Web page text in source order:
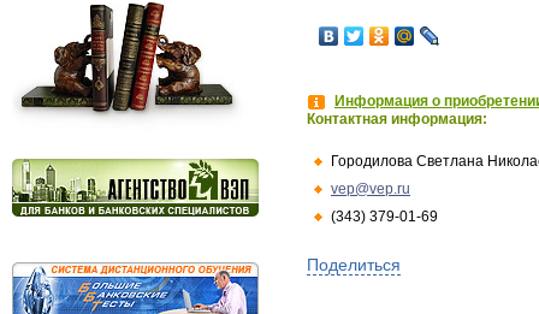
Информация о
Контактная информация:
Городилова Светлана
vep@vep.ru
(343) 379-01-69
Поделиться